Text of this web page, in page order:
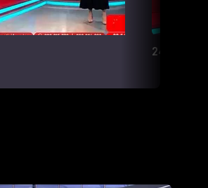
24/06/